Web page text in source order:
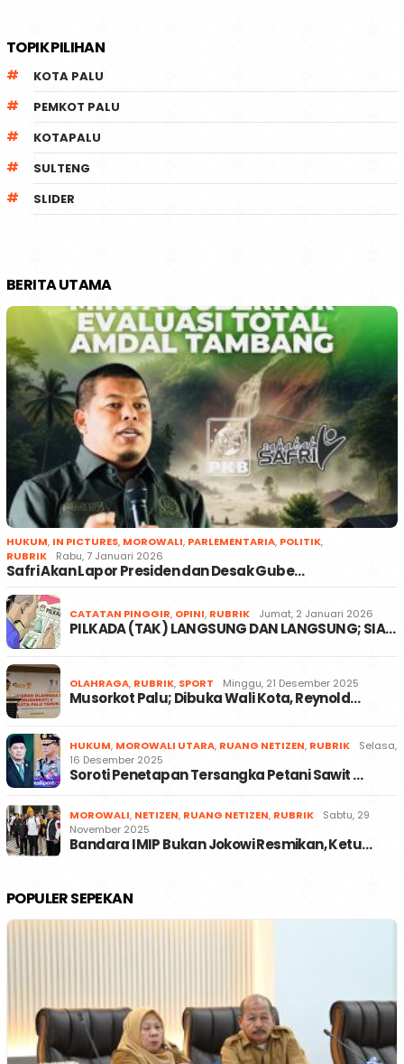
TOPIK PILIHAN
KOTA PALU
PEMKOT PALU
KOTAPALU
SULTENG
SLIDER
BERITA UTAMA
HUKUM, IN PICTURES, MOROWALI, PARLEMENTARIA, POLITIK,
RUBRIK
Rabu, 7 Januari 2026
Safri Akan Lapor Presiden dan Desak Gube…
CATATAN PINGGIR, OPINI, RUBRIK Jumat, 2 Januari 2026
PILKADA (TAK) LANGSUNG DAN LANGSUNG; SIA…
OLAHRAGA, RUBRIK, SPORT Minggu, 21 Desember 2025
Musorkot Palu; Dibuka Wali Kota, Reynold…
HUKUM, MOROWALI UTARA, RUANG NETIZEN, RUBRIK
Selasa,
16 Desember 2025
Soroti Penetapan Tersangka Petani Sawit …
MOROWALI, NETIZEN, RUANG NETIZEN, RUBRIK
Sabtu, 29
November 2025
Bandara IMIP Bukan Jokowi Resmikan, Ketu…
POPULER SEPEKAN